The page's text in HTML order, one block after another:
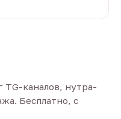
TG-каналов, нутра-
Бесплатно, с